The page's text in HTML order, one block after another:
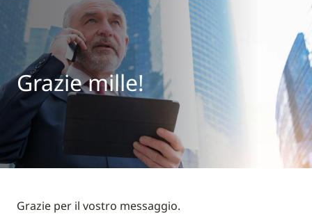
Grazie mille!
Grazie per il vostro messaggio.